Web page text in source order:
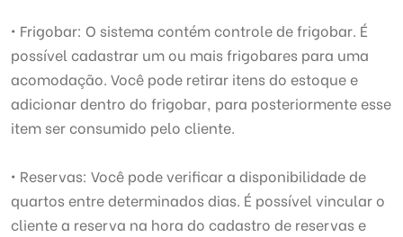
• Frigobar: O sistema contém controle de frigobar. É
possível cadastrar um ou mais frigobares para uma
acomodação. Você pode retirar itens do estoque e
adicionar dentro do frigobar, para posteriormente esse
item ser consumido pelo cliente.
• Reservas: Você pode verificar a disponibilidade de
quartos entre determinados dias. É possível vincular o
cliente a reserva na hora do cadastro de reservas e